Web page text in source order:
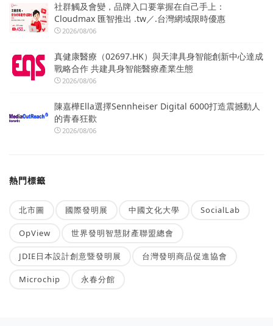
社群觸及會變，品牌入口要掌握在自己手上：
Cloudmax 匯智推出 .tw／.台灣網域限時優惠
2026/08/06
真健康醫療（02697.HK）與天津具身智能創新中心達成
戰略合作 共建具身智能醫療產業生態
2026/08/06
陳嘉樺Ella選擇Sennheiser Digital 6000打造震撼動人
的青春狂歡
2026/08/06
熱門標籤
北市圖 國際發明展 中國文化大學 SocialLab
OpView 世界發明智慧財產聯盟總會
JDIE日本設計創意暨發明展 台灣發明商品促進協會
Microchip 永春分館